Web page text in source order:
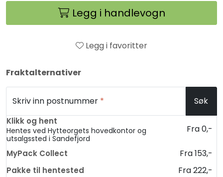
Legg i handlevogn
Legg i favoritter
Fraktalternativer
Skriv inn postnummer * Søk
Klikk og hent
Hentes ved Hytteorgets hovedkontor og
utsalgssted i Sandefjord
Fra 0,-
MyPack Collect Fra 153,-
Pakke til hentested Fra 222,-